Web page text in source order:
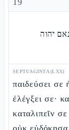
19
יהוה
SEPTUAGINTA (LXX)
παιδεύσει σε
ἐλέγξει σε·
καταλιπεῖν
οὐκ εὐδόκησα